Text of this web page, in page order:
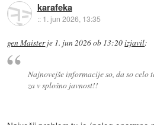
karafeka
:: 1. jun 2026, 13:35
gen Maisterje 1. jun 2026 ob 13:20izjavil:
Najnovejše informacije so, da so celo
za v splošno javnost!!